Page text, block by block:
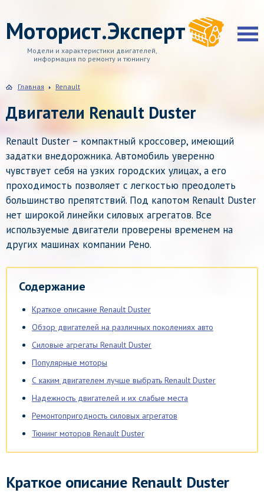
Моторист.Эксперт
Модели и характеристики двигателей,
информация по ремонту и тюнингу
Главная Renault
Двигатели Renault Duster
Renault Duster – компактный кроссовер, имеющий
задатки внедорожника. Автомобиль уверенно
чувствует себя на узких городских улицах, а его
проходимость позволяет с легкостью преодолеть
большинство препятствий. Под капотом Renault Duster
нет широкой линейки силовых агрегатов. Все
используемые двигатели проверены временем на
других машинах компании Рено.
Содержание
Краткое описание Renault Duster
Обзор двигателей на различных поколениях авто
Силовые агрегаты Renault Duster
Популярные моторы
С каким двигателем лучше выбрать Renault Duster
Надежность двигателей и их слабые места
Ремонтопригодность силовых агрегатов
Тюнинг моторов Renault Duster
Краткое описание Renault Duster